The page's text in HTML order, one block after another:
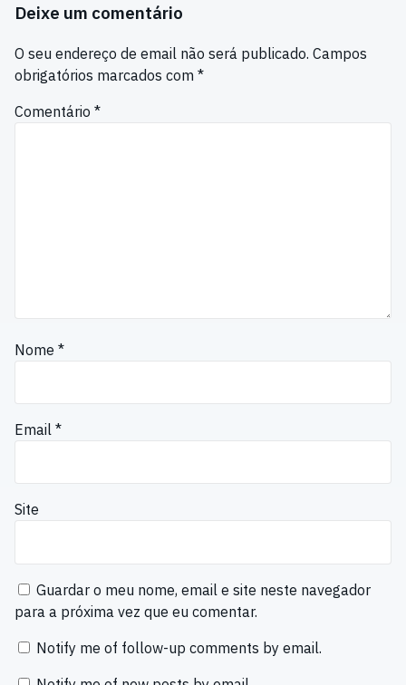
Deixe um comentário
O seu endereço de email não será publicado. Campos
obrigatórios marcados com *
Comentário *
Nome *
Email *
Site
Guardar o meu nome, email e site neste navegador
para a próxima vez que eu comentar.
Notify me of follow-up comments by email.